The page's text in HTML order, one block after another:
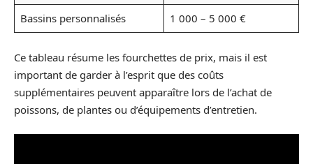
Bassins personnalisés
1 000 – 5 000 €
Ce tableau résume les fourchettes de prix, mais il est
important de garder à l’esprit que des coûts
supplémentaires peuvent apparaître lors de l’achat de
poissons, de plantes ou d’équipements d’entretien.